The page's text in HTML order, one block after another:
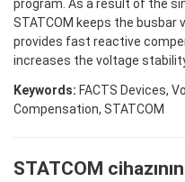
program. As a result of the
STATCOM keeps the busbar
provides fast reactive
increases the voltage
Keywords: FACTS Devices,
Compensation, STATCOM
STATCOM